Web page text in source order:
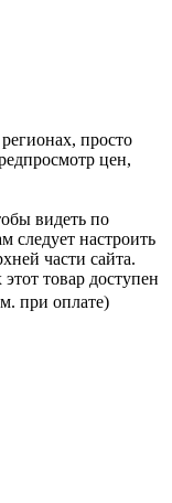
просто
цен,
видеть по
следует настроить
части сайта.
товар доступен
при оплате)